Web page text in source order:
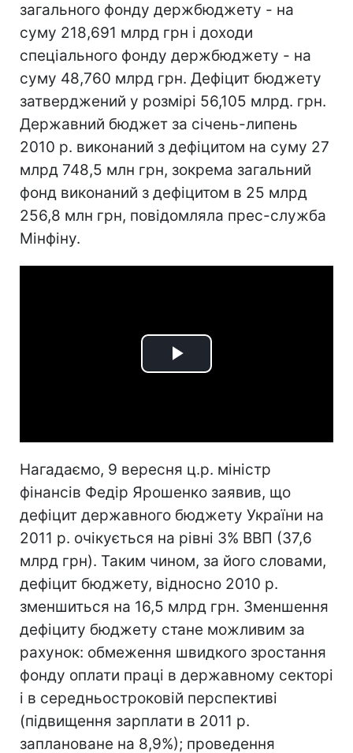
загального фонду держбюджету - на
суму 218,691 млрд грн і доходи
спеціального фонду держбюджету - на
суму 48,760 млрд грн. Дефіцит бюджету
затверджений у розмірі 56,105 млрд. грн.
Державний бюджет за січень-липень
2010 р. виконаний з дефіцитом на суму 27
млрд 748,5 млн грн, зокрема загальний
фонд виконаний з дефіцитом в 25 млрд
256,8 млн грн, повідомляла прес-служба
Мінфіну.
Play
Нагадаємо, 9 вересня ц.р. міністр
фінансів Федір Ярошенко заявив, що
дефіцит державного бюджету України на
2011 р. очікується на рівні 3% ВВП (37,6
млрд грн). Таким чином, за його словами,
дефіцит бюджету, відносно 2010 р.
зменшиться на 16,5 млрд грн. Зменшення
дефіциту бюджету стане можливим за
рахунок: обмеження швидкого зростання
фонду оплати праці в державному секторі
і в середньостроковій перспективі
(підвищення зарплати в 2011 р.
заплановане на 8,9%); проведення